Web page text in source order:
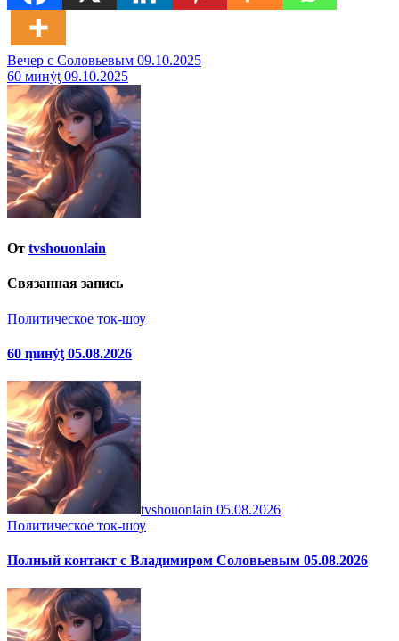
Навигация
по
записям
Вечер с Соловьевым 09.10.2025
60 минẏƫ 09.10.2025
От tvshouonlain
Связанная запись
Политическое ток-шоу
60 ṃинẏƫ 05.08.2026
tvshouonlain 05.08.2026
Политическое ток-шоу
Полный контакт с Владимиром Соловьевым 05.08.2026